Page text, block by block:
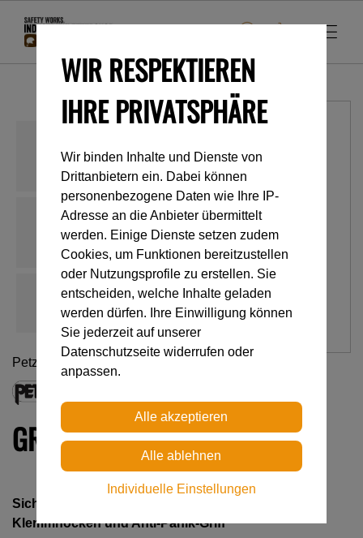
Petzl
GRIGRI +
Sicherungsgerät mit Blockierunterstützung durch
Klemmnocken und Anti-Panik-Griff
WIR RESPEKTIEREN
IHRE PRIVATSPHÄRE
Wir binden Inhalte und Dienste von
Drittanbietern ein. Dabei können
personenbezogene Daten wie Ihre IP-
Adresse an die Anbieter übermittelt
werden. Einige Dienste setzen zudem
Cookies, um Funktionen bereitzustellen
oder Nutzungsprofile zu erstellen. Sie
entscheiden, welche Inhalte geladen
werden dürfen. Ihre Einwilligung können
Sie jederzeit auf unserer
Datenschutzseite widerrufen oder
anpassen.
Individuelle Einstellungen